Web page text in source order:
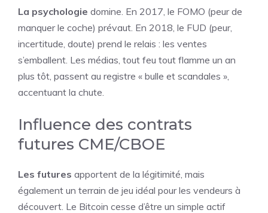
La psychologie domine. En 2017, le FOMO (peur de
manquer le coche) prévaut. En 2018, le FUD (peur,
incertitude, doute) prend le relais : les ventes
s’emballent. Les médias, tout feu tout flamme un an
plus tôt, passent au registre « bulle et scandales »,
accentuant la chute.
Influence des contrats
futures CME/CBOE
Les futures apportent de la légitimité, mais
également un terrain de jeu idéal pour les vendeurs à
découvert. Le Bitcoin cesse d’être un simple actif